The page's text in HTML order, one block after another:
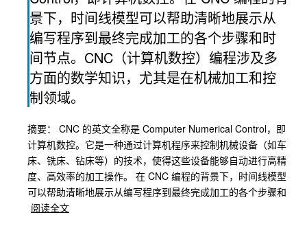
景下，时间线模型可以帮助清晰地展示从
编写程序到最终完成加工的各个步骤和时
间节点。CNC（计算机数控）编程涉及多
方面的数学知识，尤其是在机械加工和控
制领域。
摘要： CNC 的英文全称是 Computer Numerical Control，即
计算机数控。它是一种通过计算机程序来控制机械设备（如车
床、铣床、钻床等）的技术，使得这些设备能够自动进行高精
度、高效率的加工操作。 在 CNC 编程的背景下，时间线模型
可以帮助清晰地展示从编写程序到最终完成加工的各个步骤和
阅读全文